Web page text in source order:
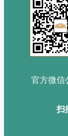
官方微信
扫